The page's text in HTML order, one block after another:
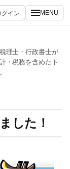
グイン MENU
理士・行政書士が
・税務を含めたト
した！